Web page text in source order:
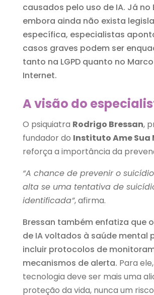
causados pelo uso de IA. Já no
embora ainda não exista
específica, especialistas
casos graves podem ser
tanto na LGPD quanto no
Internet.
A visão do
O psiquiatra Rodrigo Bressan,
fundador do Instituto Ame Sua
reforça a importância da
“A chance de prevenir o
alta se uma tentativa de
identificada”, afirma.
Bressan também enfatiza que
de IA voltados à saúde mental
incluir protocolos de
mecanismos de alerta. Para
tecnologia deve ser mais uma
proteção da vida, nunca um